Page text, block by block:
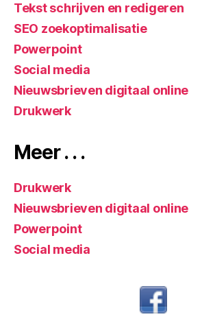
Tekst schrijven en redigeren
SEO zoekoptimalisatie
Powerpoint
Social media
Nieuwsbrieven digitaal online
Drukwerk
Meer . . .
Drukwerk
Nieuwsbrieven digitaal online
Powerpoint
Social media